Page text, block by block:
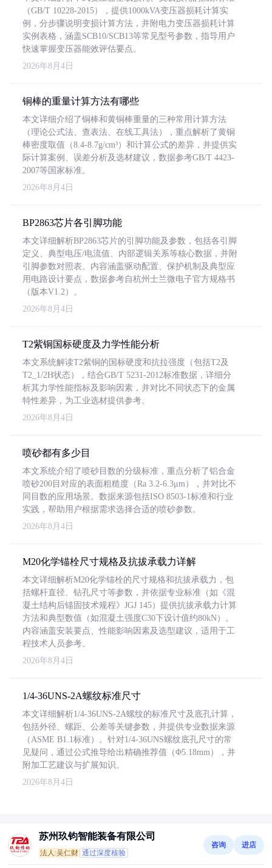
（GB/T 10228-2015），提供1000kVA变压器损耗计算实
例，分步骤说明变损计算方法，并附电力变压器损耗计算
实例表格，涵盖SCB10/SCB13等常见型号参数，指导用户
快速掌握变压器能效评估要点。
2026年8月4日
铜棒的重量计算方法有哪些
本文详细介绍了铜棒和黄铜棒重量的三种常用计算方法
（理论公式法、查表法、在线工具法），重点解析了黄铜
棒密度取值（8.4-8.7g/cm³）和计算公式的差异，并提供实
际计算案例、误差分析及选材建议，数据参考GB/T 4423-
2007等国家标准。
2026年8月4日
BP2863芯片各引脚功能
本文详细解析BP2863芯片的引脚功能及参数，包括各引脚
定义、典型电压/电流值、内部逻辑关系等核心数据，并附
引脚参数对照表。内容涵盖驱动配置、保护机制及典型应
用电路设计要点，数据参考自杭州士兰微电子官方规格书
（版本V1.2）。
2026年8月4日
T2紫铜国标硬度及力学性能分析
本文系统解读T2紫铜的国标硬度和抗拉强度（包括T2及
T2_1/2H状态），结合GB/T 5231-2012标准数据，详细分
析其力学性能指标及影响因素，并对比不同状态下的金属
特性差异，为工业选材提供参考。
2026年8月4日
喷砂都有多少目
本文系统介绍了喷砂目数的分级标准，重点分析了铝合金
喷砂200目对应的表面粗糙度（Ra 3.2-6.3μm），并对比不
同目数的应用场景。数据来源包括ISO 8503-1标准和行业
实践，帮助用户根据需求选择合适的喷砂参数。
2026年8月4日
M20化学锚栓尺寸规格及抗拔承载力详解
本文详细解析M20化学锚栓的尺寸规格和抗拔承载力，包
括螺杆直径、钻孔尺寸等参数，并依据专业标准（如《混
凝土结构后锚固技术规程》JGJ 145）提供抗拔承载力计算
方法和典型数值（如混凝土强度C30下设计值约80kN）。
内容涵盖安装要点、性能影响因素及选型建议，适用于工
程技术人员参考。
2026年8月4日
1/4-36UNS-2A螺纹标准尺寸
本文详细解析1/4-36UNS-2A螺纹的标准尺寸及底孔计算，
包括外径、螺距、公差等关键参数，并提供专业数据来源
（ASME B1.1标准）。针对1/4-36UNS螺纹底孔尺寸的常
见疑问，通过公式推导给出精确推荐值（Φ5.18mm），并
附加工艺建议与扩展知识。
2026年8月4日
苏州玖钧智能装备有限公司
法人:吴仁财 通过深度核验
咨询 进店